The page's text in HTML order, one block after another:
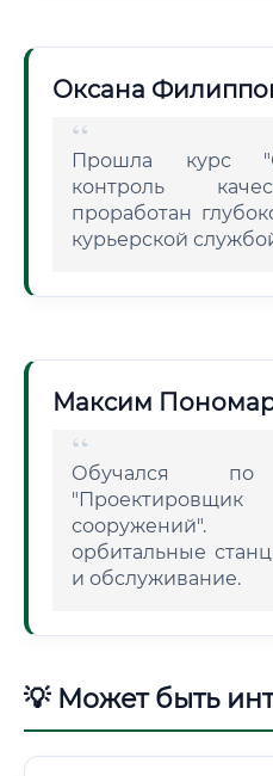
Оксана
Прошла курс
контроль
проработан
курьерской
Максим
Обучался по
сооружений".
орбитальные
и обслуживание.
💡 Может быть